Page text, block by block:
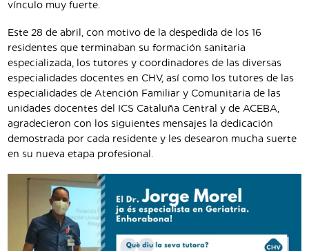
vínculo muy fuerte.
Este 28 de abril, con motivo de la despedida de los 16
residentes que terminaban su formación sanitaria
especializada, los tutores y coordinadores de las diversas
especialidades docentes en CHV, así como los tutores de las
especialidades de Atención Familiar y Comunitaria de las
unidades docentes del ICS Cataluña Central y de ACEBA,
agradecieron con los siguientes mensajes la dedicación
demostrada por cada residente y les desearon mucha suerte
en su nueva etapa profesional.